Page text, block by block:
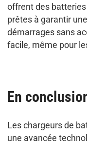
offrent des
prêtes à garantir
démarrages sans
facile, même pour
En
Les chargeurs de
une avancée